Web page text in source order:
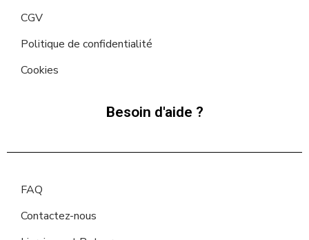
CGV
Politique de confidentialité
Cookies
Besoin d'aide ?
FAQ
Contactez-nous